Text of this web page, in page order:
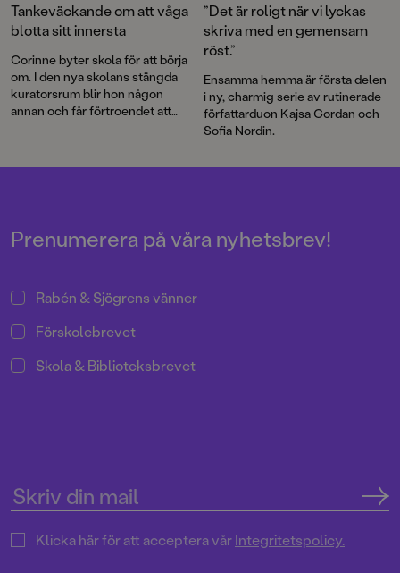
Tankeväckande om att våga
blotta sitt innersta
Corinne byter skola för att börja
om. I den nya skolans stängda
kuratorsrum blir hon någon
annan och får förtroendet att
”Det är roligt när vi lyckas
skriva med en gemensam
röst.”
Ensamma hemma är första delen
i ny, charmig serie av rutinerade
författarduon Kajsa Gordan och
Sofia Nordin.
Prenumerera på våra nyhetsbrev!
Rabén & Sjögrens vänner
Förskolebrevet
Skola & Biblioteksbrevet
Klicka här för att acceptera vårIntegritetspolicy.